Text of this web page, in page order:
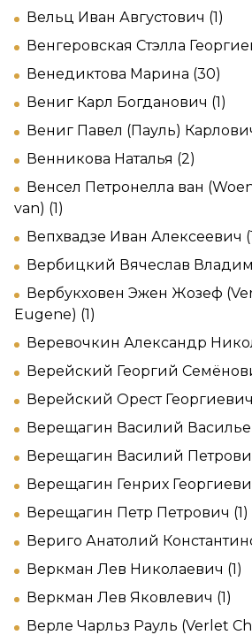
Вельц Иван Августович (1)
Венгеровская Стэлла
Венедиктова Марина (30)
Вениг Карл Богданович (1)
Вениг Павел (Пауль)
Венникова Наталья (2)
Венсел Петронелла ван
van) (1)
Вепхвадзе Иван Алексеевич
Вербицкий Вячеслав
Вербукховен Эжен Жозеф
Eugene) (1)
Веревочкин Александр
Верейский Георгий
Верейский Орест
Верещагин Василий
Верещагин Василий
Верещагин Генрих
Верещагин Петр Петрович (1)
Вериго Анатолий
Веркман Лев Николаевич (1)
Веркман Лев Яковлевич (1)
Верле Чарльз Рауль (Verlet